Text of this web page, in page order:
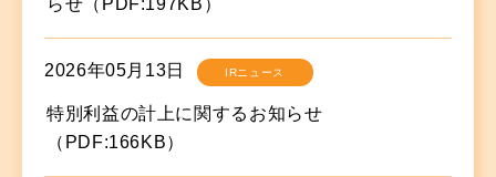
らせ（PDF:197KB）
2026年05月13日 IRニュース
特別利益の計上に関するお知らせ
（PDF:166KB）